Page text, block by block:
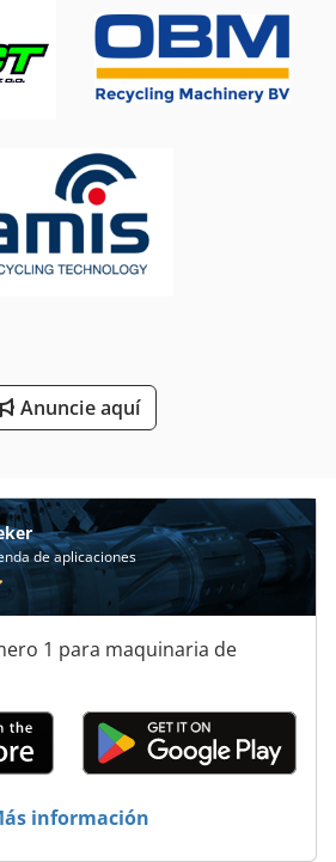
Anuncie aquí
de aplicaciones
1 para maquinaria de
información